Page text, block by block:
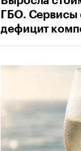
ГБО.
дефицит